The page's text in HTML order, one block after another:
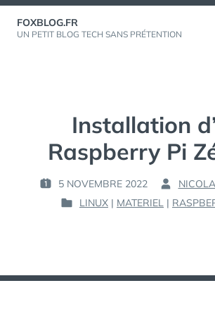
Aller
FOXBLOG.FR
UN PETIT BLOG TECH SANS PRÉTENTION
Installation
Raspberry Pi
PUBLIÉ
5 NOVEMBRE 2022
PAR :
PUBLIÉ
LINUX | MATERIEL |